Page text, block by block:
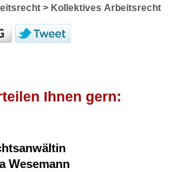
> Kollektives Arbeitsrecht
Ihnen gern:
Wesemann